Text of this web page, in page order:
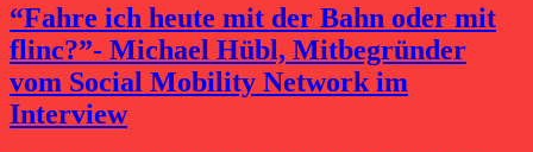
“Fahre ich heute mit der Bahn oder mit
flinc?”- Michael Hübl, Mitbegründer
vom Social Mobility Network im
Interview